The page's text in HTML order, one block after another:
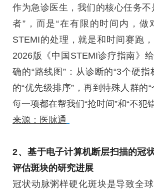
作为急诊医生，我们的核心任务不
者”，而是“在有限的时间内，
STEMI的处理，就是和时间赛跑，
2026版《中国STEMI诊疗指南》
确的“路线图”：从诊断的“3个硬指
的“优先级排序”，再到特殊人群的“
每一项都在帮我们“抢时间”和“不犯错
来源：医脉通
2、基于电子计算机断层扫描的冠
评估斑块的研究进展
冠状动脉粥样硬化斑块是导致全